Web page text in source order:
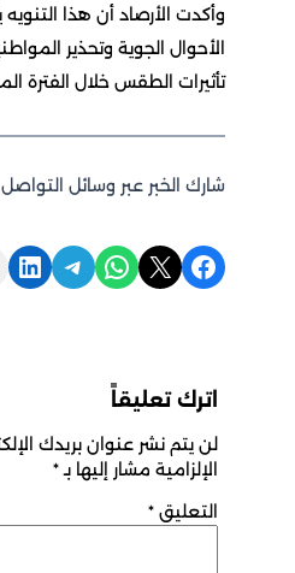
وأكدت الأرصاد أن هذا
الأحوال الجوية وتحذير
تأثيرات الطقس خلال الفترة
شارك الخبر عبر وسائل
Share on Facebook
Share on X
Share on WhatsApp
Share on Telegram
Share on LinkedIn
اترك تعليقاً
لن يتم نشر عنوان بريدك
الإلزامية مشار إليها بـ*
التعليق *